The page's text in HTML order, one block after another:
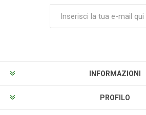
INFORMAZIONI
PROFILO